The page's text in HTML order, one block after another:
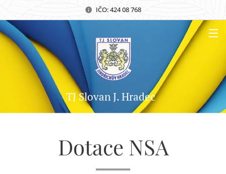
IČO: 424 08 768
TJ Slovan J. Hradec
Dotace NSA